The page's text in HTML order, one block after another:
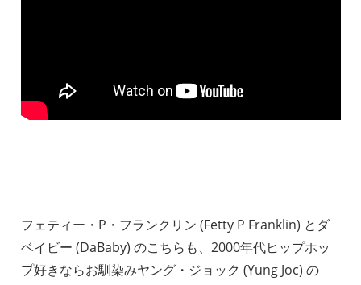
フェティー・P・フランクリン (Fetty P Franklin) とダ
ベイビー (DaBaby) のこちらも、2000年代ヒップホッ
プ好きならお馴染みヤング・ジョック (Yung Joc) の